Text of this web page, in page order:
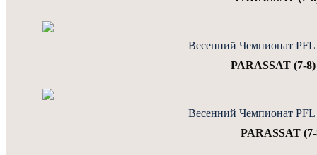
Весенний Чемпионат PFL
PARASSAT (7-
Весенний Чемпионат PFL
PARASSAT